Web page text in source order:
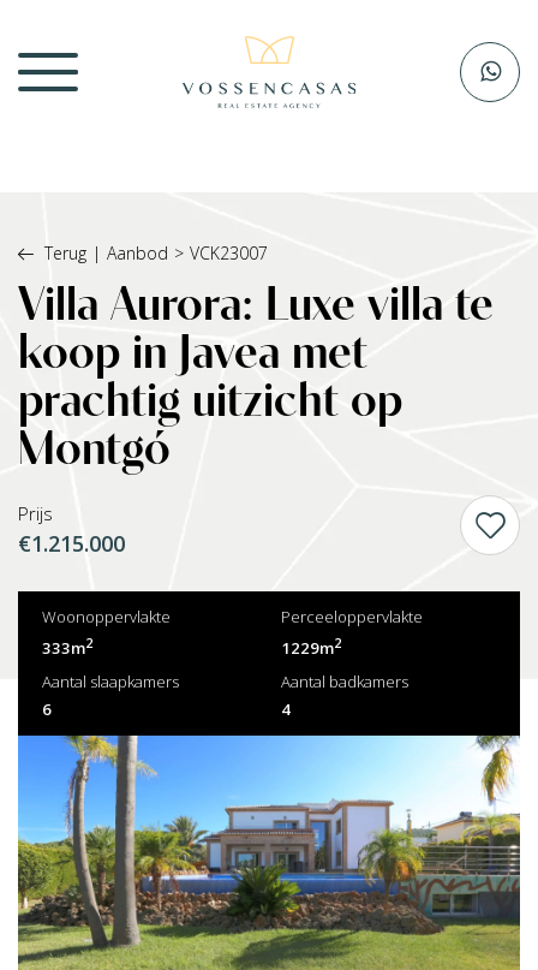
Terug | Aanbod > VCK23007
Villa Aurora: Luxe villa te
koop in Javea met
prachtig uitzicht op
Montgó
Prijs
€1.215.000
Woonoppervlakte
333m2
Perceeloppervlakte
1229m2
Aantal slaapkamers
6
Aantal badkamers
4